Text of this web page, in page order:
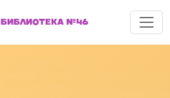
БИБЛИОТЕКА №46 Меню